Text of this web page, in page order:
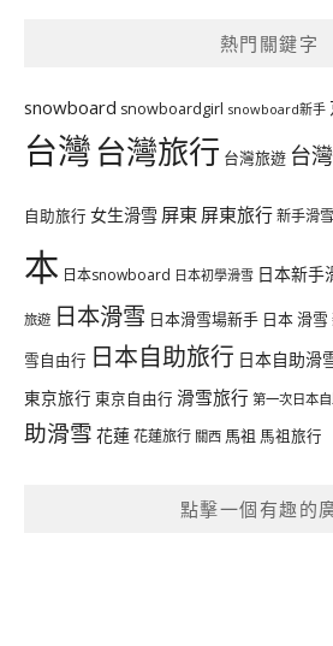
熱門關鍵字
snowboard snowboardgirl snowboard新手
台灣台灣旅行 台灣旅遊 台
自助旅行 女生滑雪 屏東 屏東旅行新手滑雪
本 日本snowboard 日本初學滑雪 日本新手
旅遊 日本滑雪 日本滑雪場新手 日本 滑雪
雪自由行 日本自助旅行 日本自助滑
東京旅行 東京自由行 滑雪旅行 第一次日本
助滑雪 花蓮花蓮旅行 關西 馬祖 馬祖旅行
點擊一個有趣的